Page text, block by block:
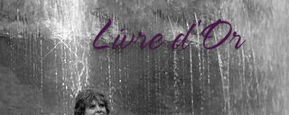
Livre d'Or